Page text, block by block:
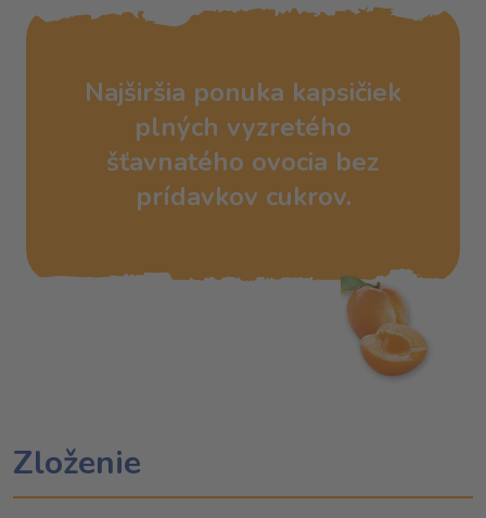
Najširšia ponuka kapsičiek
plných vyzretého
šťavnatého ovocia bez
prídavkov cukrov.
Zloženie